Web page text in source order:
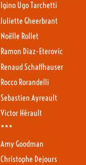
Igino Ugo Tarchetti
Juliette Gheerbrant
Noëlle Rollet
Ramon Diaz-Eterovic
Renaud Schaffhauser
Rocco Rorandelli
Sebastien Ayreault
Victor Hérault
***
Amy Goodman
Christophe Dejours